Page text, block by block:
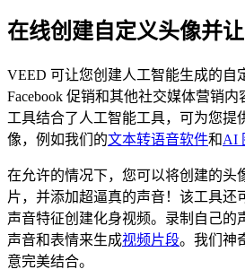
在线创建自定义头像并让
VEED 可让您创建人工智能生成的自
Facebook 促销和其他社交媒体营销
工具结合了人工智能工具，可为您提
像，例如我们的文本转语音软件和AI
在允许的情况下，您可以将创建的头
片，并添加超逼真的声音！该工具还
声音特征创建化身视频。录制自己的
声音和表情来生成视频片段。我们神
意完美结合。